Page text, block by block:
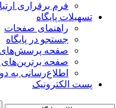
فرم برقراری
تسهیلات پایگاه
راهنمای صفحات
جستجو در پایگاه
صفحه پرسش‌های
صفحه برترین‌های
اطلاع‌رسانی به
پست الکترونیک